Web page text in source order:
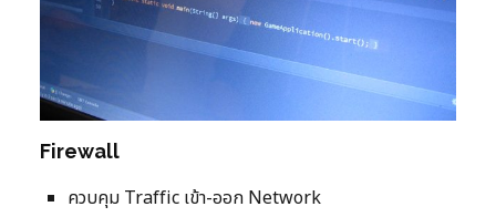
Firewall
ควบคุม Traffic เข้า-ออก Network